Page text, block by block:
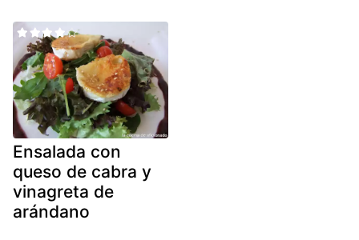
Ensalada con
queso de cabra y
vinagreta de
arándano